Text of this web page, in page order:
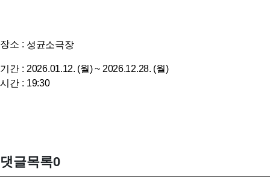
장소 : 성균소극장
기간 : 2026.01.12. (월) ~ 2026.12.28. (월)
시간 : 19:30
댓글목록0